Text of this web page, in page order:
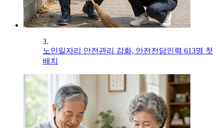
3.
노인일자리 안전관리 강화, 안전전담인력 613명 첫
배치